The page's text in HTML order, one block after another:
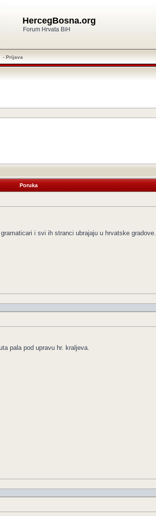
HercegBosna.org
Forum Hrvata BiH
- Prijava
Poruka
i svi ih stranci ubrajaju u hrvatske gradove.
pala pod upravu hr. kraljeva.